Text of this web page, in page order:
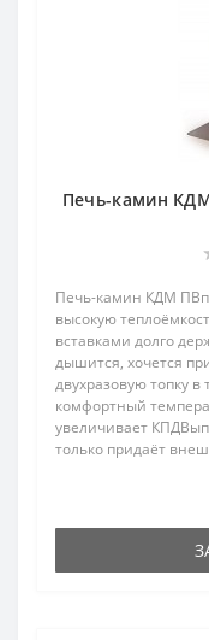
Печь-камин
Печь-камин КДМ
высокую
вставками долго
дышится, хочется
двухразовую топку
комфортный
увеличивает
только придаёт